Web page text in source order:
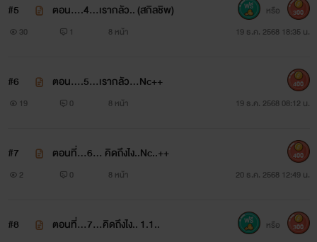
#5 ตอน....4...เรากลัว.. (สกิลชิพ)
30 1 8 หน้า 19 ธ.ค. 2568 18:35 น.
หรือ 300
#6 ตอน....5...เรากลัว...Nc++
19 0 8 หน้า 19 ธ.ค. 2568 08:12 น.
400
#7 ตอนที่...6... คิดถึงไง..Nc..++
2 0 8 หน้า 20 ธ.ค. 2568 12:49 น.
400
#8 ตอนที่...7...คิดถึงไง.. 1.1.. หรือ 300